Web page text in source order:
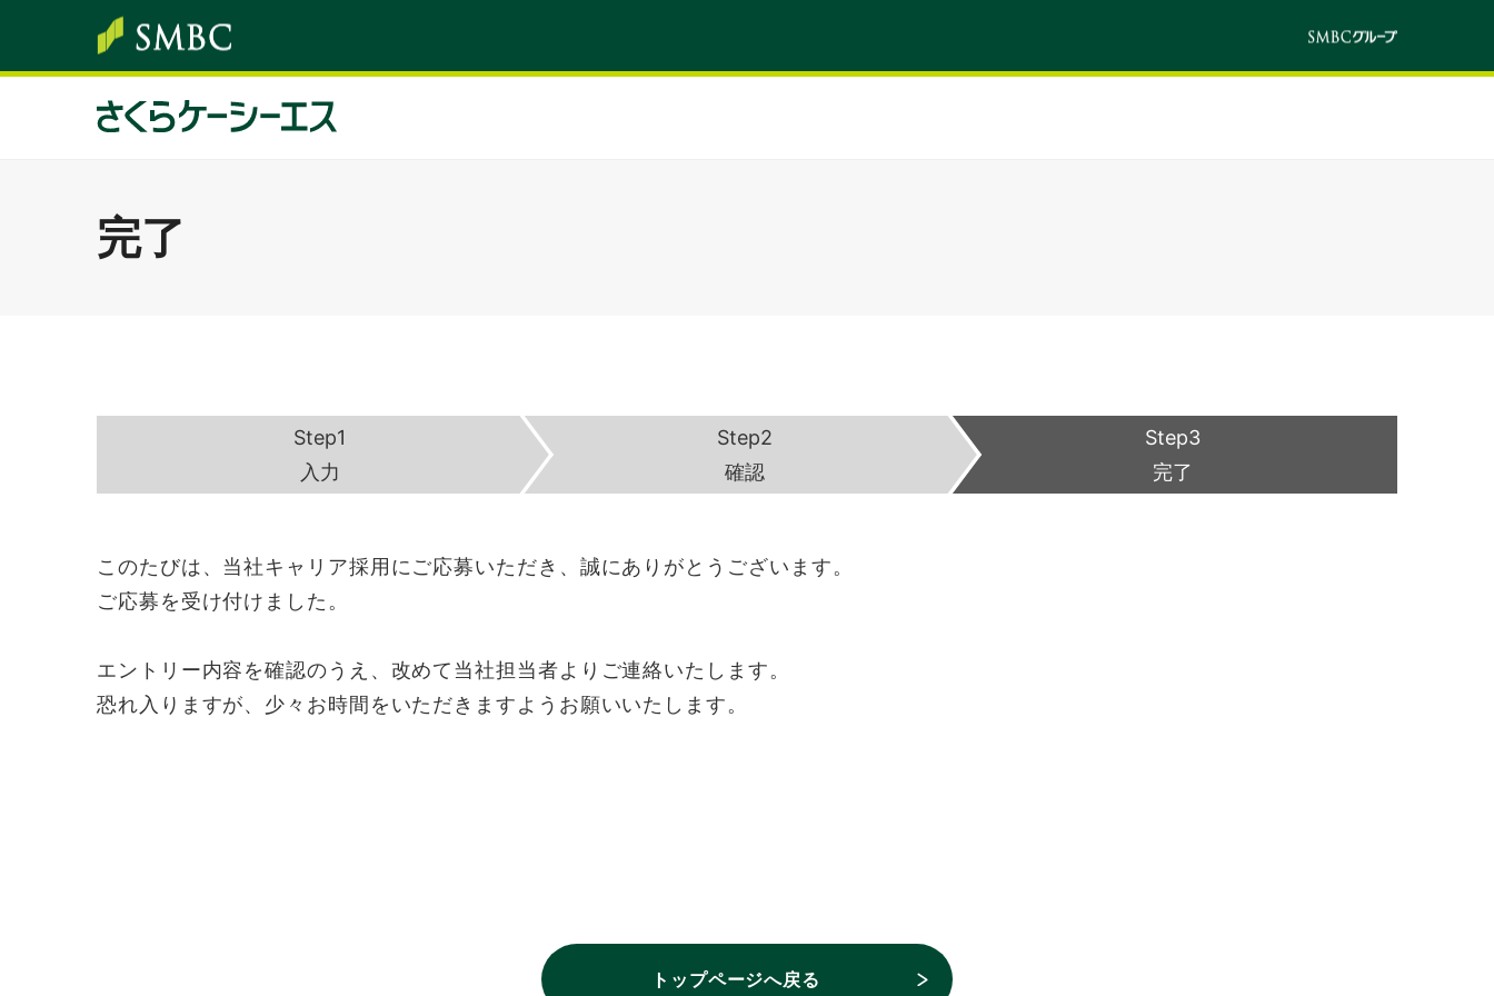
完了
Step1
入力
Step2
確認
Step3
完了
このたびは、当社キャリア採用にご応募いただき、誠にありがとうございます。
ご応募を受け付けました。
エントリー内容を確認のうえ、改めて当社担当者よりご連絡いたします。
恐れ入りますが、少々お時間をいただきますようお願いいたします。
トップページへ戻る